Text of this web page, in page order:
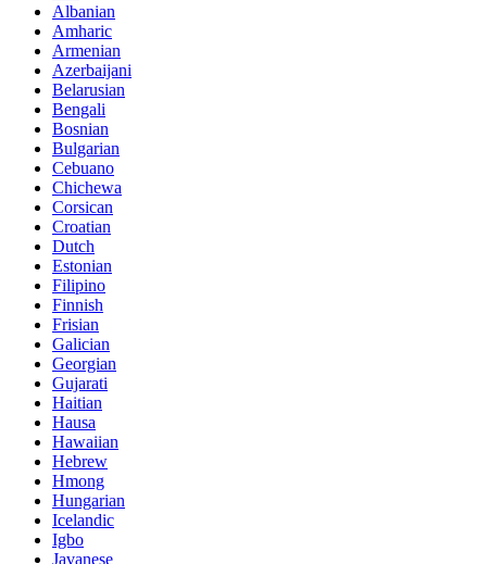
Albanian
Amharic
Armenian
Azerbaijani
Belarusian
Bengali
Bosnian
Bulgarian
Cebuano
Chichewa
Corsican
Croatian
Dutch
Estonian
Filipino
Finnish
Frisian
Galician
Georgian
Gujarati
Haitian
Hausa
Hawaiian
Hebrew
Hmong
Hungarian
Icelandic
Igbo
Javanese